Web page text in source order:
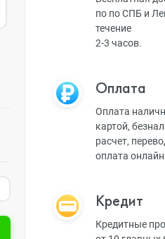
Apple Watch Ultra 3
Apple Watch Ultra
Apple Watch SE 2023
Apple Watch SE 2022
по по СПБ и
течение
2-3 часов.
Оплата
Оплата
картой,
расчет,
оплата онлайн
Кредит
Кредитные